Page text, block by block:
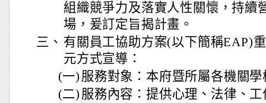
組織競爭力及落實人性關懷，持續
場，爰訂定旨揭計畫。
三、 有關員工協助方案(以下簡稱EAP)
元方式宣導：
(一) 服務對象：本府暨所屬各機關
(二) 服務內容：提供心理、法律、